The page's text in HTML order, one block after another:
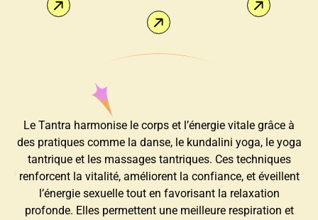
Le Tantra harmonise le corps et l’énergie vitale grâce à
des pratiques comme la danse, le kundalini yoga, le yoga
tantrique et les massages tantriques. Ces techniques
renforcent la vitalité, améliorent la confiance, et éveillent
l’énergie sexuelle tout en favorisant la relaxation
profonde. Elles permettent une meilleure respiration et